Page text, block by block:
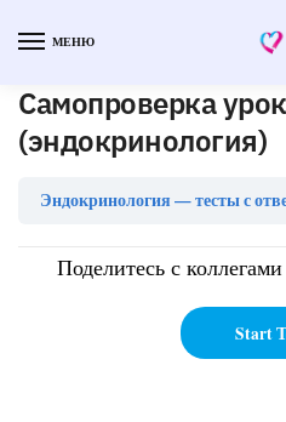
МЕНЮ
Самопроверка
(эндокринология)
Эндокринология — тесты с
Поделитесь с